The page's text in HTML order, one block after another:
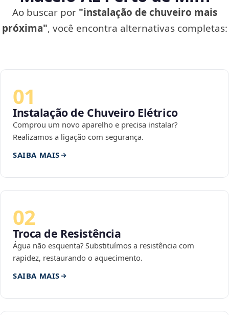
Ao buscar por "instalação de chuveiro mais
próxima", você encontra alternativas completas:
01
Instalação de Chuveiro Elétrico
Comprou um novo aparelho e precisa instalar?
Realizamos a ligação com segurança.
SAIBA MAIS
02
Troca de Resistência
Água não esquenta? Substituímos a resistência com
rapidez, restaurando o aquecimento.
SAIBA MAIS